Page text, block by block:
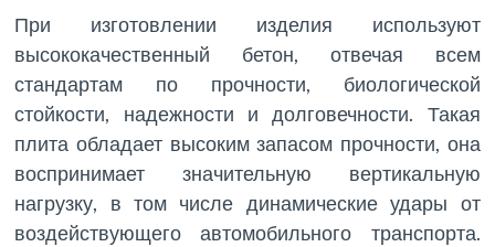
При изготовлении изделия используют
высококачественный бетон, отвечая всем
стандартам по прочности, биологической
стойкости, надежности и долговечности. Такая
плита обладает высоким запасом прочности, она
воспринимает значительную вертикальную
нагрузку, в том числе динамические удары от
воздействующего автомобильного транспорта.